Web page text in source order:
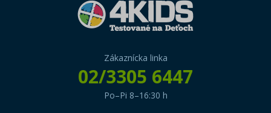
Zákaznícka linka
02/3305 6447
Po–Pi 8–16:30 h